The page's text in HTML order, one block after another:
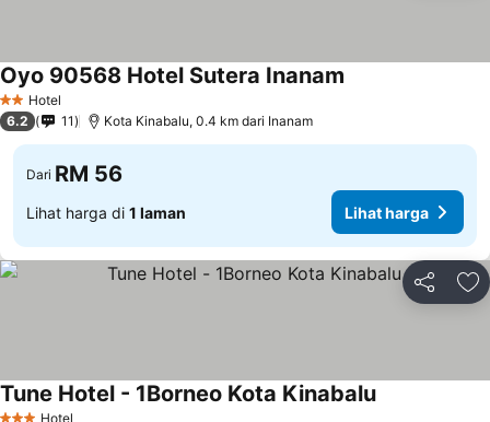
2 Bintang
Hotel
Oyo 90568 Hotel Sutera Inanam
6.2 11 Kota Kinabalu, 0.4 km dari Inanam
Dari RM 56
Lihat harga di 1 laman Lihat harga
Kongsi
Hotel
Tune Hotel - 1Borneo Kota KinabaluLihat harga